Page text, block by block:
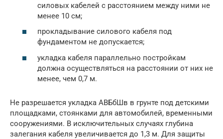
силовых кабелей с расстоянием между ними не
менее 10 см;
прокладывание силового кабеля под
фундаментом не допускается;
укладка кабеля параллельно постройкам
должна осуществляться на расстоянии от них не
менее, чем 0,7 м.
Не разрешается укладка АВБбШв в грунте под детскими
площадками, стоянками для автомобилей, временными
сооружениями. В исключительных случаях глубина
залегания кабеля увеличивается до 1,3 м. Для защиты